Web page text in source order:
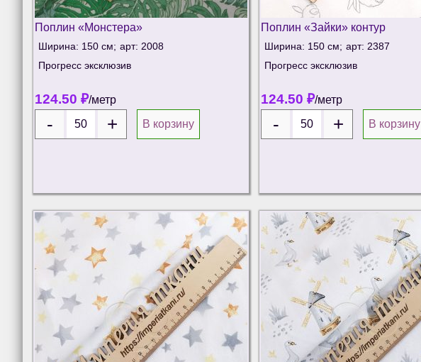
Поплин «Монстера»
Ширина: 150 см; арт: 2008
Прогресс эксклюзив
124.50 ₽/метр
В корзину
Поплин «Зайки» контур
Ширина: 150 см; арт: 2387
Прогресс эксклюзив
124.50 ₽/метр
В корзину